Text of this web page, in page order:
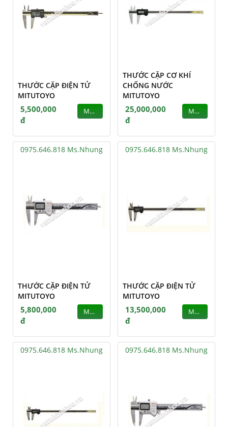
THƯỚC CẶP ĐIỆN TỬ
MITUTOYO
5,500,000
đ
MUA
THƯỚC CẶP CƠ KHÍ
CHỐNG NƯỚC
MITUTOYO
25,000,000
đ
MUA
0975.646.818 Ms.Nhung
THƯỚC CẶP ĐIỆN TỬ
MITUTOYO
5,800,000
đ
MUA
0975.646.818 Ms.Nhung
THƯỚC CẶP ĐIỆN TỬ
MITUTOYO
13,500,000
đ
MUA
0975.646.818 Ms.Nhung 0975.646.818 Ms.Nhung